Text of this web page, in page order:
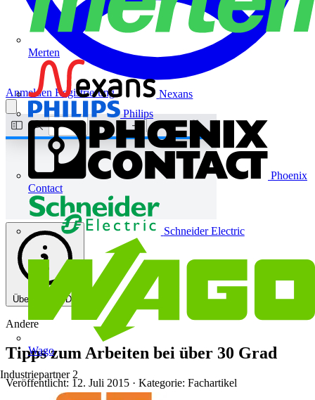
Merten
Nexans
Philips
Phoenix
Contact
Schneider Electric
Wago
Industriepartner 2
Anmelden Registrierung
Über diese PDF
Andere
Tipps zum Arbeiten bei über 30 Grad
Veröffentlicht: 12. Juli 2015 · Kategorie: Fachartikel